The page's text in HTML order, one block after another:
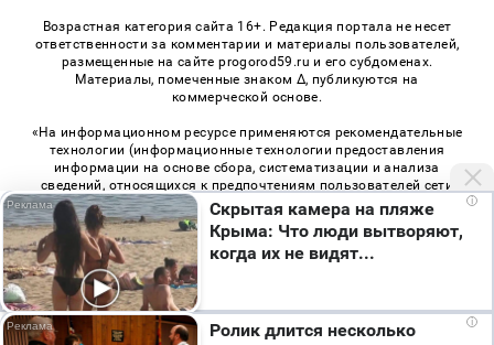
Возрастная категория сайта 16+. Редакция портала не несет
ответственности за комментарии и материалы пользователей,
размещенные на сайте progorod59.ru и его субдоменах.
Материалы, помеченные знаком Δ, публикуются на
коммерческой основе.
«На информационном ресурсе применяются рекомендательные
технологии (информационные технологии предоставления
информации на основе сбора, систематизации и анализа
сведений, относящихся к предпочтениям пользователей сети
«Интернет», находящихся на территории Российской
Федерации)». Правила применения рекомендательных
технологий в виджетах рекламно-обменной сети«СМИ2» (PDF),
«Sparrow» (PDF)
© 2026 «Про Город Пермь» | Все права защищены
i
Скрытая камера на пляже
Крыма: Что люди вытворяют,
когда их не видят...
i
Ролик длится несколько